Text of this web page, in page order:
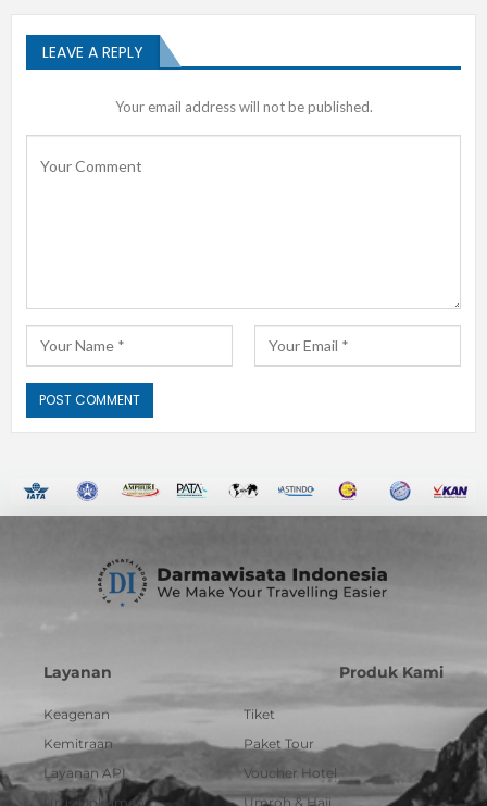
LEAVE A REPLY
Your email address will not be published.
Layanan
Keagenan
Kemitraan
Layanan API
Urus Dokumen
Produk Kami
Tiket
Paket Tour
Voucher Hotel
Umroh & Haji